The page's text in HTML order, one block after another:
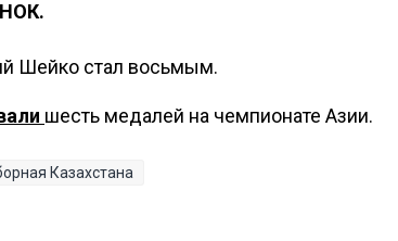
Шейко стал восьмым.
шесть медалей на чемпионате Азии.
Казахстана